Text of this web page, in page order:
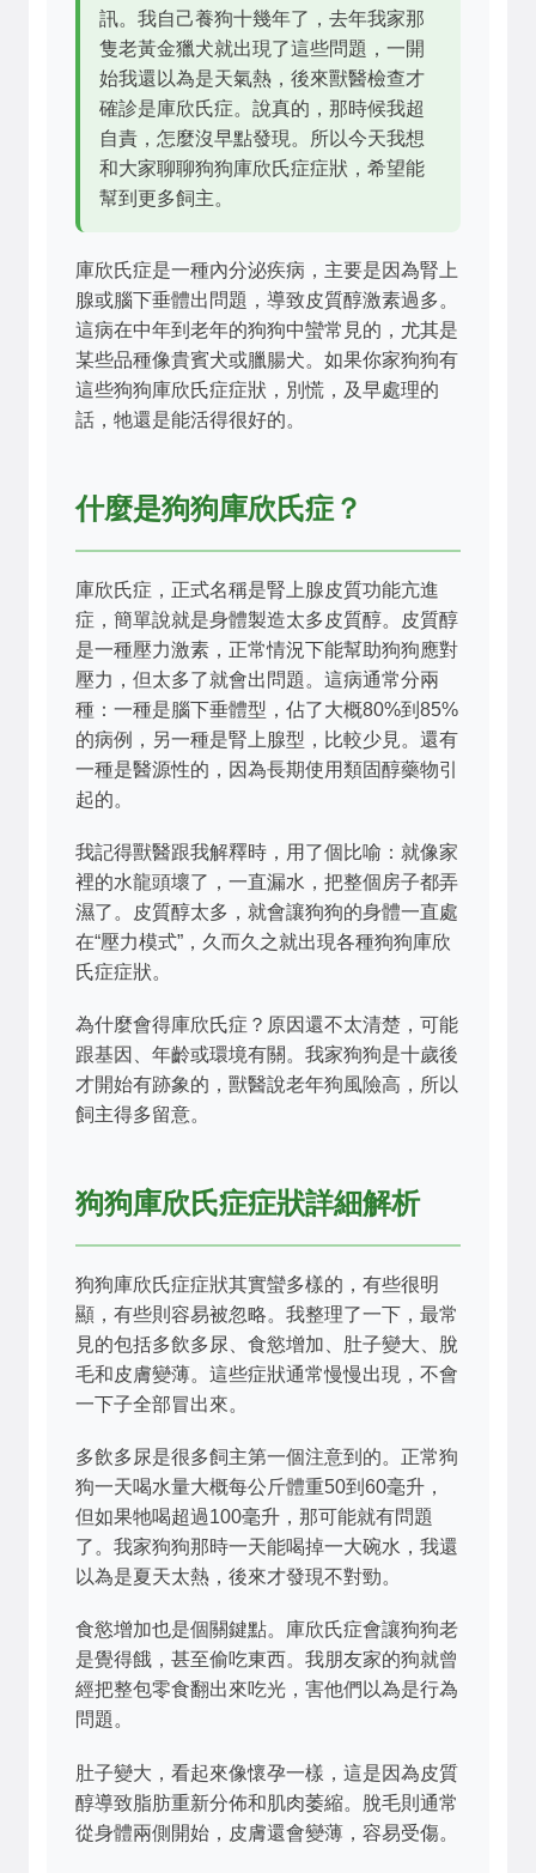
訊。我自己養狗十幾年了，去年我家那
隻老黃金獵犬就出現了這些問題，一開
始我還以為是天氣熱，後來獸醫檢查才
確診是庫欣氏症。說真的，那時候我超
自責，怎麼沒早點發現。所以今天我想
和大家聊聊狗狗庫欣氏症症狀，希望能
幫到更多飼主。
庫欣氏症是一種內分泌疾病，主要是因為腎上
腺或腦下垂體出問題，導致皮質醇激素過多。
這病在中年到老年的狗狗中蠻常見的，尤其是
某些品種像貴賓犬或臘腸犬。如果你家狗狗有
這些狗狗庫欣氏症症狀，別慌，及早處理的
話，牠還是能活得很好的。
什麼是狗狗庫欣氏症？
庫欣氏症，正式名稱是腎上腺皮質功能亢進
症，簡單說就是身體製造太多皮質醇。皮質醇
是一種壓力激素，正常情況下能幫助狗狗應對
壓力，但太多了就會出問題。這病通常分兩
種：一種是腦下垂體型，佔了大概80%到85%
的病例，另一種是腎上腺型，比較少見。還有
一種是醫源性的，因為長期使用類固醇藥物引
起的。
我記得獸醫跟我解釋時，用了個比喻：就像家
裡的水龍頭壞了，一直漏水，把整個房子都弄
濕了。皮質醇太多，就會讓狗狗的身體一直處
在“壓力模式”，久而久之就出現各種狗狗庫欣
氏症症狀。
為什麼會得庫欣氏症？原因還不太清楚，可能
跟基因、年齡或環境有關。我家狗狗是十歲後
才開始有跡象的，獸醫說老年狗風險高，所以
飼主得多留意。
狗狗庫欣氏症症狀詳細解析
狗狗庫欣氏症症狀其實蠻多樣的，有些很明
顯，有些則容易被忽略。我整理了一下，最常
見的包括多飲多尿、食慾增加、肚子變大、脫
毛和皮膚變薄。這些症狀通常慢慢出現，不會
一下子全部冒出來。
多飲多尿是很多飼主第一個注意到的。正常狗
狗一天喝水量大概每公斤體重50到60毫升，
但如果牠喝超過100毫升，那可能就有問題
了。我家狗狗那時一天能喝掉一大碗水，我還
以為是夏天太熱，後來才發現不對勁。
食慾增加也是個關鍵點。庫欣氏症會讓狗狗老
是覺得餓，甚至偷吃東西。我朋友家的狗就曾
經把整包零食翻出來吃光，害他們以為是行為
問題。
肚子變大，看起來像懷孕一樣，這是因為皮質
醇導致脂肪重新分佈和肌肉萎縮。脫毛則通常
從身體兩側開始，皮膚還會變薄，容易受傷。